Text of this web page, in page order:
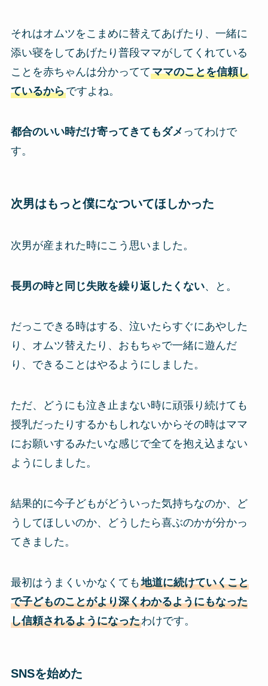
それはオムツをこまめに替えてあげたり、一緒に
添い寝をしてあげたり普段ママがしてくれている
ことを赤ちゃんは分かっててママのことを信頼し
ているからですよね。
都合のいい時だけ寄ってきてもダメ ってわけで
す。
次男はもっと僕になついてほしかった
次男が産まれた時にこう思いました。
長男の時と同じ失敗を繰り返したくない、と。
だっこできる時はする、泣いたらすぐにあやした
り、オムツ替えたり、おもちゃで一緒に遊んだ
り、できることはやるようにしました。
ただ、どうにも泣き止まない時に頑張り続けても
授乳だったりするかもしれないからその時はママ
にお願いするみたいな感じで全てを抱え込まない
ようにしました。
結果的に今子どもがどういった気持ちなのか、ど
うしてほしいのか、どうしたら喜ぶのかが分かっ
てきました。
最初はうまくいかなくても地道に続けていくこと
で子どものことがより深くわかるようにもなった
し信頼されるようになったわけです。
SNSを始めた